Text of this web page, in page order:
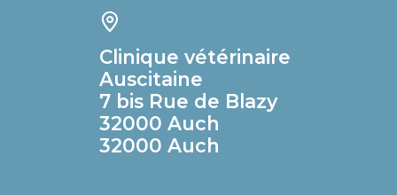
Clinique vétérinaire
Auscitaine
7 bis Rue de Blazy
32000 Auch
32000 Auch